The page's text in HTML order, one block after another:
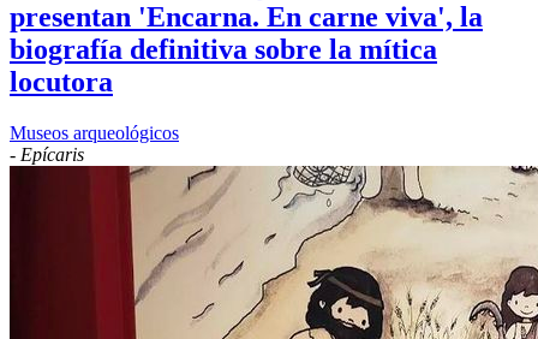
presentan 'Encarna. En carne viva', la
biografía definitiva sobre la mítica
locutora
Museos arqueológicos
- Epícaris